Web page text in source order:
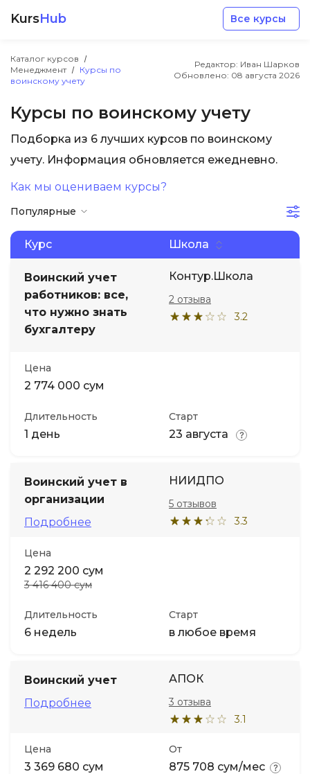
KursHub Все курсы
Каталог курсов
Менеджмент
Курсы по
воинскому учету
Редактор: Иван Шарков
Обновлено: 08 августа 2026
Курсы по воинскому учету
Подборка из 6 лучших курсов по воинскому
учету. Информация обновляется ежедневно.
Как мы оцениваем курсы?
Популярные
Курс Школа
Воинский учет
работников: все,
что нужно знать
бухгалтеру
Контур.Школа
3.2
2 отзыва
Цена
2 774 000 сум
Длительность
1 день
Старт
23 августа
Воинский учет в
организации
Подробнее
НИИДПО
3.3
5 отзывов
Цена
2 292 200 сум
3 416 400 сум
Длительность
6 недель
Старт
в любое время
Воинский учет
Подробнее
АПОК
3.1
3 отзыва
Цена
3 369 680 сум
От
875 708 сум/мес
Разработка
Маркетинг
Дизайн
Менеджмент
Soft Skills
ДПО
Акции и промокоды